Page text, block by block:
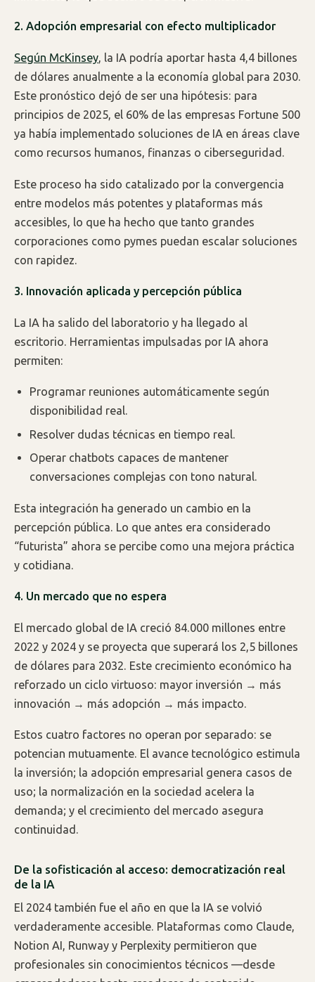
2. Adopción empresarial con efecto multiplicador
Según McKinsey, la IA podría aportar hasta 4,4 billones
de dólares anualmente a la economía global para 2030.
Este pronóstico dejó de ser una hipótesis: para
principios de 2025, el 60% de las empresas Fortune 500
ya había implementado soluciones de IA en áreas clave
como recursos humanos, finanzas o ciberseguridad.
Este proceso ha sido catalizado por la convergencia
entre modelos más potentes y plataformas más
accesibles, lo que ha hecho que tanto grandes
corporaciones como pymes puedan escalar soluciones
con rapidez.
3. Innovación aplicada y percepción pública
La IA ha salido del laboratorio y ha llegado al
escritorio. Herramientas impulsadas por IA ahora
permiten:
Programar reuniones automáticamente según
disponibilidad real.
Resolver dudas técnicas en tiempo real.
Operar chatbots capaces de mantener
conversaciones complejas con tono natural.
Esta integración ha generado un cambio en la
percepción pública. Lo que antes era considerado
“futurista” ahora se percibe como una mejora práctica
y cotidiana.
4. Un mercado que no espera
El mercado global de IA creció 84.000 millones entre
2022 y 2024 y se proyecta que superará los 2,5 billones
de dólares para 2032. Este crecimiento económico ha
reforzado un ciclo virtuoso: mayor inversión → más
innovación → más adopción → más impacto.
Estos cuatro factores no operan por separado: se
potencian mutuamente. El avance tecnológico estimula
la inversión; la adopción empresarial genera casos de
uso; la normalización en la sociedad acelera la
demanda; y el crecimiento del mercado asegura
continuidad.
De la sofisticación al acceso: democratización real
de la IA
El 2024 también fue el año en que la IA se volvió
verdaderamente accesible. Plataformas como Claude,
Notion AI, Runway y Perplexity permitieron que
profesionales sin conocimientos técnicos —desde